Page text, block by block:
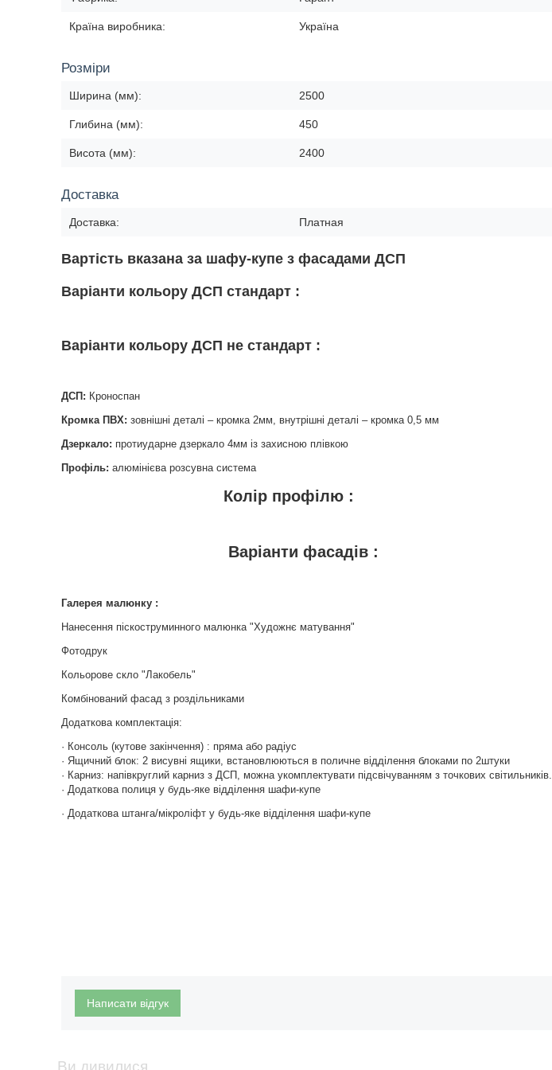
Країна виробника: Україна
Розміри
Ширина (мм): 2500
Глибина (мм): 450
Висота (мм): 2400
Доставка
Доставка: Платная
Вартість вказана за шафу-купе з фасадами ДСП
Варіанти кольору ДСП стандарт :
Варіанти кольору ДСП не стандарт :
ДСП: Кроноспан
Кромка ПВХ: зовнішні деталі – кромка 2мм, внутрішні деталі – кромка 0,5 мм
Дзеркало: протиударне дзеркало 4мм із захисною плівкою
Профіль: алюмінієва розсувна система
Колір профілю :
Варіанти фасадів :
Галерея малюнку :
Нанесення піскоструминного малюнка "Художнє матування"
Фотодрук
Кольорове скло "Лакобель"
Комбінований фасад з роздільниками
Додаткова комплектація:
· Консоль (кутове закінчення) : пряма або радіус
· Ящичний блок: 2 висувні ящики, встановлюються в поличне відділення блоками по 2штуки
· Карниз: напівкруглий карниз з ДСП, можна укомплектувати підсвічуванням з точкових світильників.
· Додаткова полиця у будь-яке відділення шафи-купе
· Додаткова штанга/мікроліфт у будь-яке відділення шафи-купе
Написати відгук
Ви дивилися